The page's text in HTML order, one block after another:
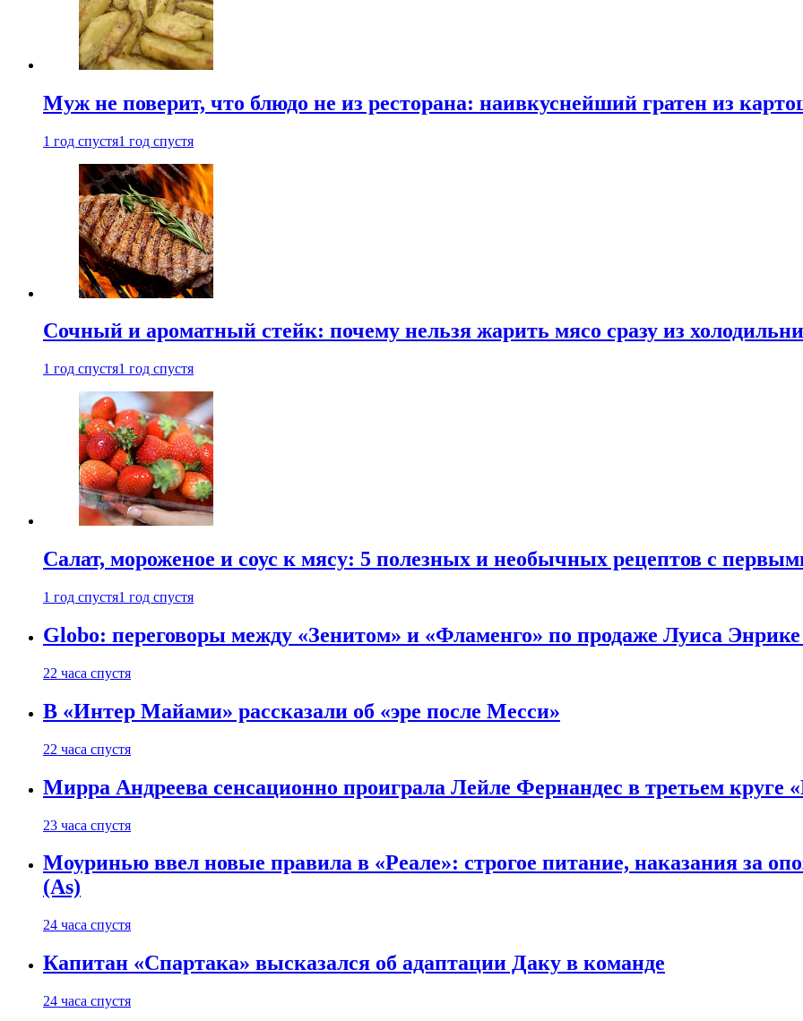
Муж не поверит, что блюдо не из ресторана: наивкуснейший гратен из
1 год спустя1 год спустя
Сочный и ароматный стейк: почему нельзя жарить мясо сразу из
1 год спустя1 год спустя
Салат, мороженое и соус к мясу: 5 полезных и необычных рецептов с
1 год спустя1 год спустя
Globo: переговоры между «Зенитом» и «Фламенго» по продаже Луиса Энрике
22 часа спустя
В «Интер Майами» рассказали об «эре после Месси»
22 часа спустя
Мирра Андреева сенсационно проиграла Лейле Фернандес в третьем круге
23 часа спустя
Моуринью ввел новые правила в «Реале»: строгое питание, наказания за
(As)
24 часа спустя
Капитан «Спартака» высказался об адаптации Даку в команде
24 часа спустя